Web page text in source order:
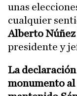
unas
cualquier
Alberto
presidente y
La
monumento